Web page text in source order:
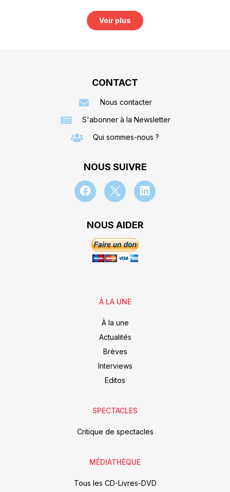
Voir plus
CONTACT
Nous contacter
S'abonner à la Newsletter
Qui sommes-nous ?
NOUS SUIVRE
NOUS AIDER
À LA UNE
À la une
Actualités
Brèves
Interviews
Editos
SPECTACLES
Critique de spectacles
MÉDIATHÈQUE
Tous les CD-Livres-DVD